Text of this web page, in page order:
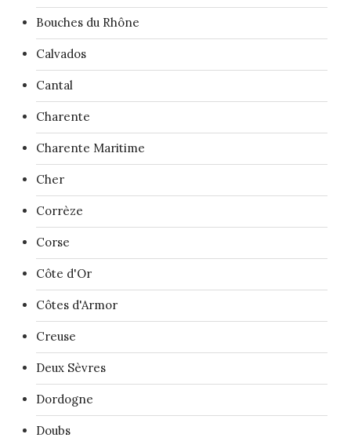
Bouches du Rhône
Calvados
Cantal
Charente
Charente Maritime
Cher
Corrèze
Corse
Côte d'Or
Côtes d'Armor
Creuse
Deux Sèvres
Dordogne
Doubs